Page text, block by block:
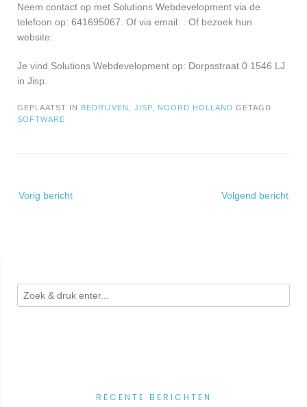
Neem contact op met Solutions Webdevelopment via de
telefoon op: 641695067. Of via email:
. Of bezoek hun
website:
Je vind Solutions Webdevelopment op: Dorpsstraat 0 1546 LJ
in Jisp.
GEPLAATST IN BEDRIJVEN JISP NOORD HOLLAND GETAGD
SOFTWARE
navigatie
Vorig bericht Volgend bericht
RECENTE BERICHTEN